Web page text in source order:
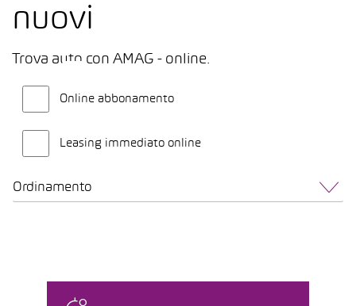
nuovi
Trova auto con AMAG - online.
Online abbonamento
Leasing immediato online
Ordinamento